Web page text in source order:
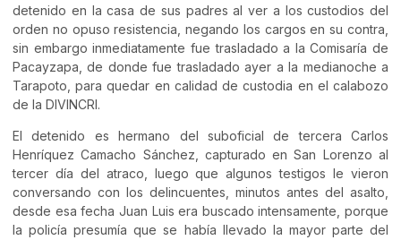
detenido en la casa de sus padres al ver a los custodios del
orden no opuso resistencia, negando los cargos en su contra,
sin embargo inmediatamente fue trasladado a la Comisaría de
Pacayzapa, de donde fue trasladado ayer a la medianoche a
Tarapoto, para quedar en calidad de custodia en el calabozo
de la DIVINCRI.
El detenido es hermano del suboficial de tercera Carlos
Henríquez Camacho Sánchez, capturado en San Lorenzo al
tercer día del atraco, luego que algunos testigos le vieron
conversando con los delincuentes, minutos antes del asalto,
desde esa fecha Juan Luis era buscado intensamente, porque
la policía presumía que se había llevado la mayor parte del